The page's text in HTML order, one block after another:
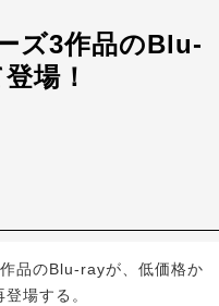
ズ3作品のBlu-
場！
品のBlu-rayが、低価格か
場する。